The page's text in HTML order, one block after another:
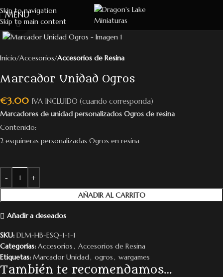
Skip to navigation
Skip to main content
MENU
Click to enlarge
Inicio Accesorios Accesorios de Resina
Marcador Unidad Ogros
€3.00 IVA INCLUIDO (cuando corresponda)
Marcadores de unidad personalizados Ogros de resina
Contenido:
2 esquineras personalizadas Ogros en resina
AÑADIR AL CARRITO
Añadir a deseados
SKU: DLM-HB-ESQ-1-1-1
Categorías: Accesorios , Accesorios de Resina
Etiquetas: Marcador Unidad, ogros , wargames
También te recomendamos…